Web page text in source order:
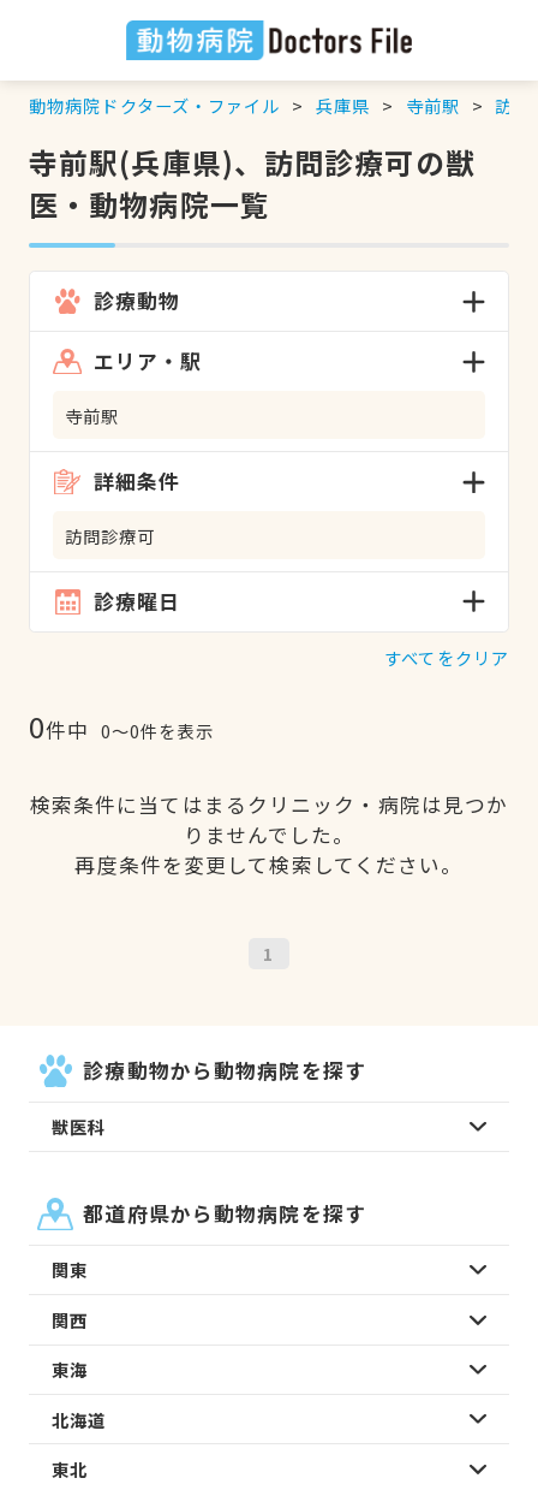
動物病院ドクターズ・ファイル 兵庫県 寺前駅 訪問
寺前駅(兵庫県)、訪問診療可の獣
医・動物病院一覧
診療動物
エリア・駅
寺前駅
詳細条件
訪問診療可
診療曜日
すべてをクリア
0件中 0〜0件を表示
検索条件に当てはまるクリニック・病院は見つか
りませんでした。
再度条件を変更して検索してください。
1
診療動物から動物病院を探す
獣医科
都道府県から動物病院を探す
関東
関西
東海
北海道
東北